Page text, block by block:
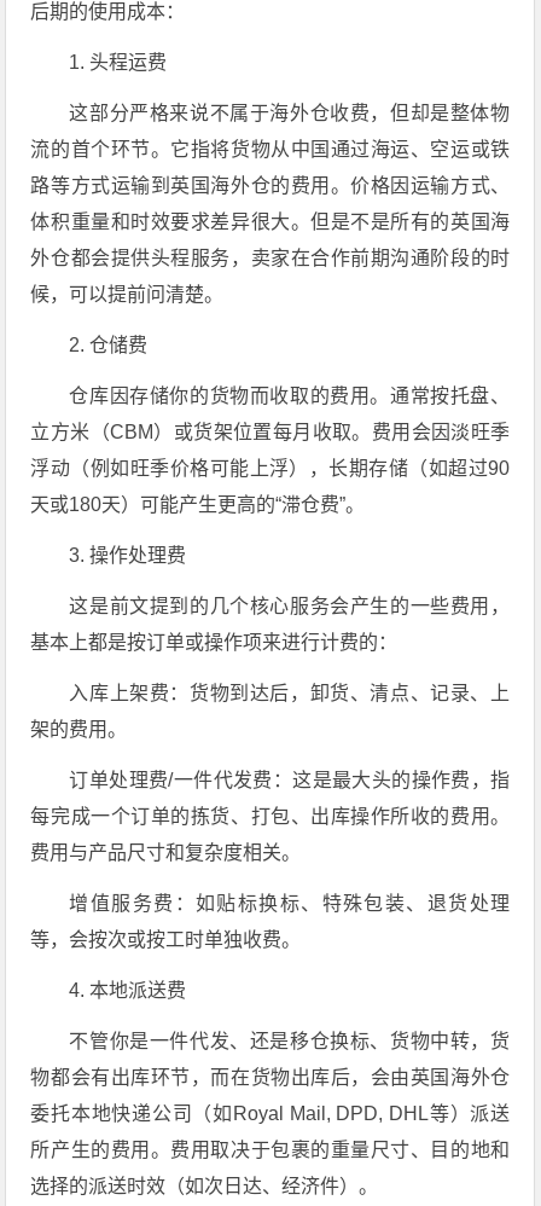
后期的使用成本：
1. 头程运费
这部分严格来说不属于海外仓收费，但却是整体物
流的首个环节。它指将货物从中国通过海运、空运或铁
路等方式运输到英国海外仓的费用。价格因运输方式、
体积重量和时效要求差异很大。但是不是所有的英国海
外仓都会提供头程服务，卖家在合作前期沟通阶段的时
候，可以提前问清楚。
2. 仓储费
仓库因存储你的货物而收取的费用。通常按托盘、
立方米（CBM）或货架位置每月收取。费用会因淡旺季
浮动（例如旺季价格可能上浮），长期存储（如超过90
天或180天）可能产生更高的“滞仓费”。
3. 操作处理费
这是前文提到的几个核心服务会产生的一些费用，
基本上都是按订单或操作项来进行计费的：
入库上架费：货物到达后，卸货、清点、记录、上
架的费用。
订单处理费/一件代发费：这是最大头的操作费，指
每完成一个订单的拣货、打包、出库操作所收的费用。
费用与产品尺寸和复杂度相关。
增值服务费：如贴标换标、特殊包装、退货处理
等，会按次或按工时单独收费。
4. 本地派送费
不管你是一件代发、还是移仓换标、货物中转，货
物都会有出库环节，而在货物出库后，会由英国海外仓
委托本地快递公司（如Royal Mail, DPD, DHL等）派送
所产生的费用。费用取决于包裹的重量尺寸、目的地和
选择的派送时效（如次日达、经济件）。